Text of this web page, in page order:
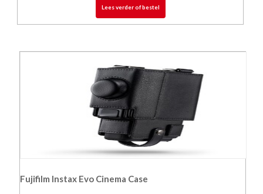
Lees verder of bestel
Fujifilm Instax Evo Cinema Case